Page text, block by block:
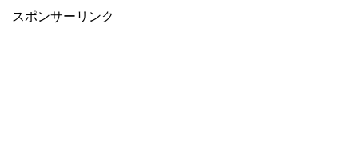
スポンサーリンク